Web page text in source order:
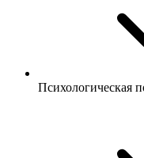
Психологическая